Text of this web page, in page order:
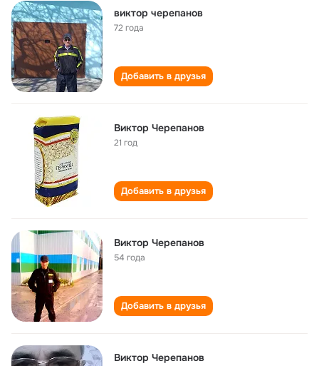
виктор черепанов
72 года
Добавить в друзья
Виктор Черепанов
21 год
Добавить в друзья
Виктор Черепанов
54 года
Добавить в друзья
Виктор Черепанов